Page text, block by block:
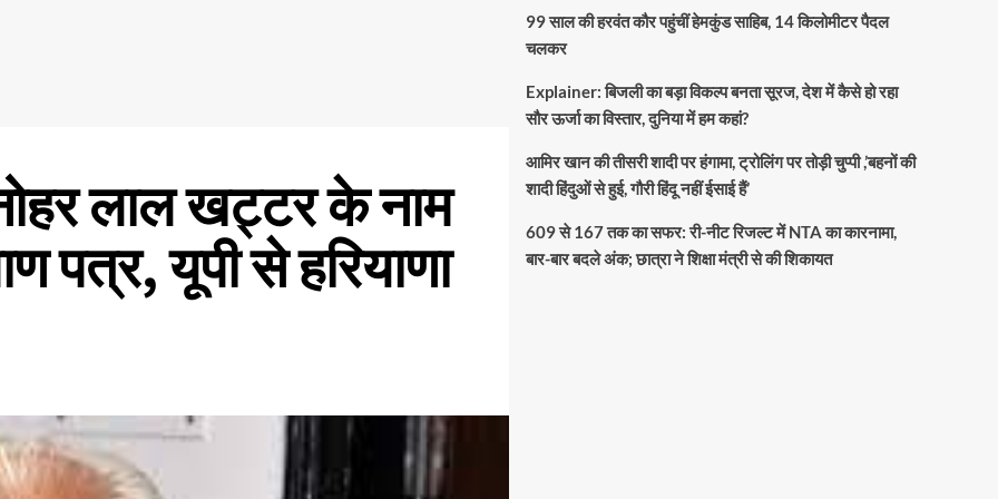
लाल खट्टर के नाम
पत्र, यूपी से हरियाणा
99 साल की हरवंत कौर पहुंचीं हेमकुंड साहिब, 14 किलोमीटर पैदल
चलकर
Explainer: बिजली का बड़ा विकल्प बनता सूरज, देश में कैसे हो रहा
सौर ऊर्जा का विस्तार, दुनिया में हम कहां?
आमिर खान की तीसरी शादी पर हंगामा, ट्रोलिंग पर तोड़ी चुप्पी ,’बहनों की
शादी हिंदुओं से हुई, गौरी हिंदू नहीं ईसाई हैं’
609 से 167 तक का सफर: री-नीट रिजल्ट में NTA का कारनामा,
बार-बार बदले अंक; छात्रा ने शिक्षा मंत्री से की शिकायत